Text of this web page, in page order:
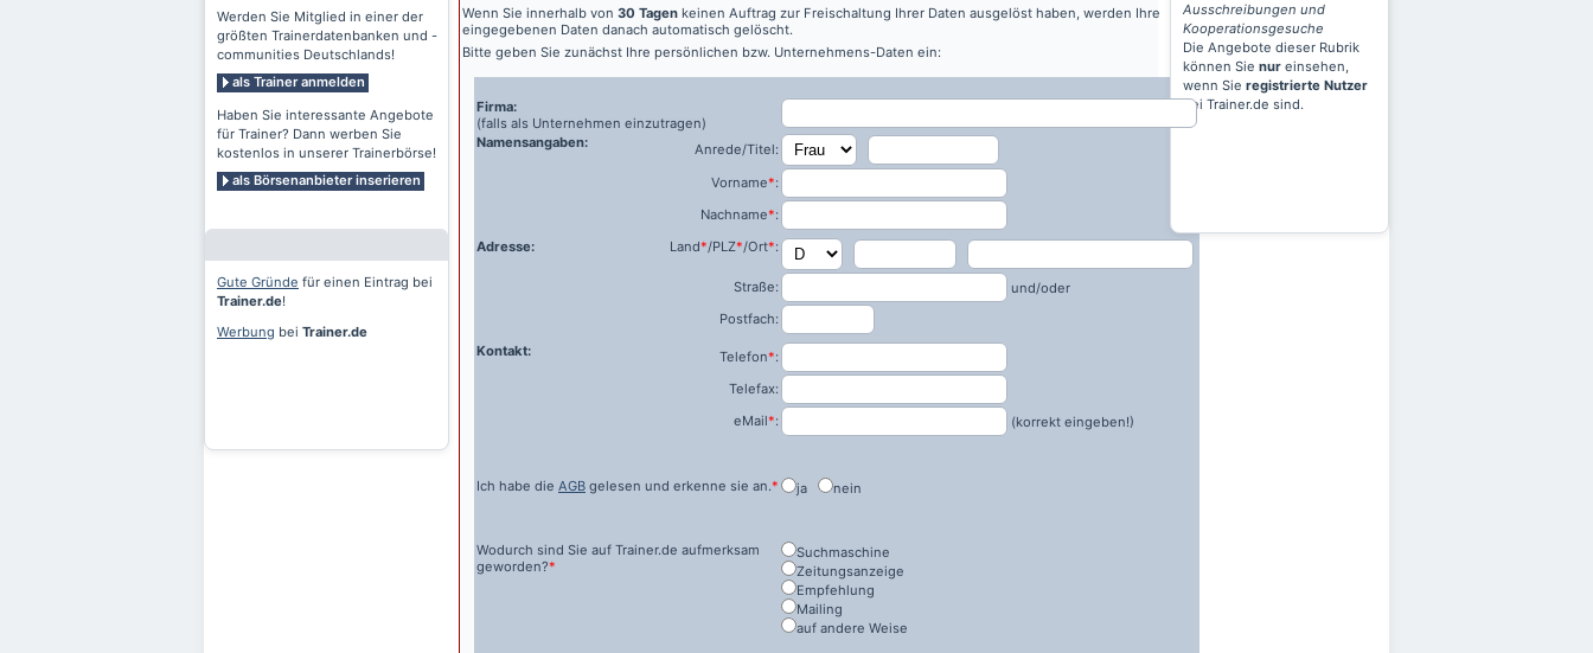
Werden Sie Mitglied in einer der
größten Trainerdatenbanken und -
communities Deutschlands!
als Trainer anmelden
Haben Sie interessante Angebote
für Trainer? Dann werben Sie
kostenlos in unserer Trainerbörse!
als Börsenanbieter inserieren
Gute Gründe für einen Eintrag bei
Trainer.de!
Werbung bei Trainer.de
Ausschreibungen und
Kooperationsgesuche
Die Angebote dieser Rubrik
können Sie nur einsehen,
wenn Sie registrierte Nutzer
bei Trainer.de sind.
Wenn Sie innerhalb von 30 Tagen keinen Auftrag zur Freischaltung Ihrer Daten ausgelöst haben, werden Ihre
eingegebenen Daten danach automatisch gelöscht.
Bitte geben Sie zunächst Ihre persönlichen bzw. Unternehmens-Daten ein:
Firma:
(falls als Unternehmen einzutragen)
Namensangaben:
Anrede/Titel:
Vorname*:
Nachname*:
Adresse:
Land*/PLZ*/Ort*:
Straße:
und/oder
Postfach:
Kontakt:
Telefon*:
Telefax:
eMail*: (korrekt eingeben!)
Ich habe die AGB gelesen und erkenne sie an.* ja nein
Wodurch sind Sie auf Trainer.de aufmerksam
geworden?*
Suchmaschine
Zeitungsanzeige
Empfehlung
Mailing
auf andere Weise